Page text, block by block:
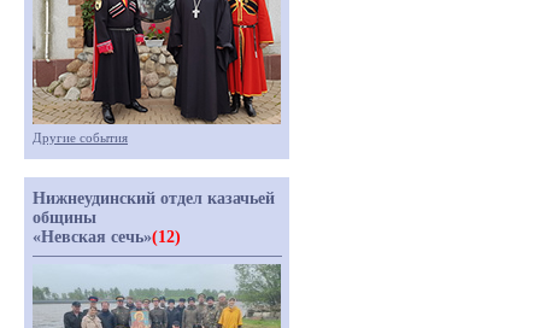
Другие события
Нижнеудинский отдел казачьей
общины
«Невская сечь»(12)